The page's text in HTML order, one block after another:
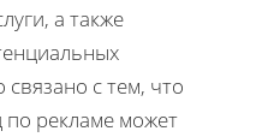
а также
с тем, что
рекламе может